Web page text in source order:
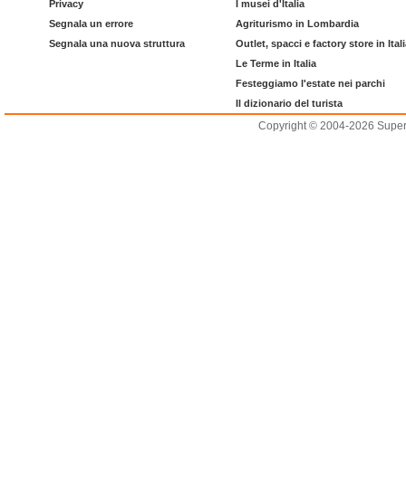
Privacy
Segnala un errore
Segnala una nuova struttura
I musei d'Italia
Agriturismo in Lombardia
Outlet, spacci e factory store in
Le Terme in Italia
Festeggiamo l'estate nei parchi
Il dizionario del turista
Copyright © 2004-2026